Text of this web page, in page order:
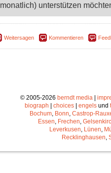
monatlich) unterstützen
Weitersagen Kommentieren
© 2005-2026 berndt media |
biograph | choices | engels und
Bochum Bonn Castrop-
Essen Frechen
Leverkusen Lünen
Recklinghausen